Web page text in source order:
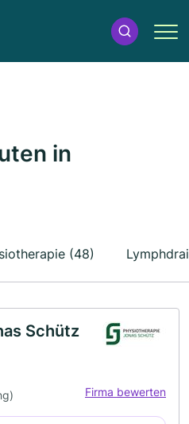
in
(48)
Schütz
Firma bewerten